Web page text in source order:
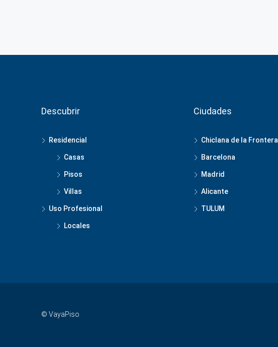
Descubrir
Residencial
Casas
Pisos
Villas
Uso Profesional
Locales
Ciudades
Chiclana de la Frontera
Barcelona
Madrid
Alicante
TULUM
© VayaPiso